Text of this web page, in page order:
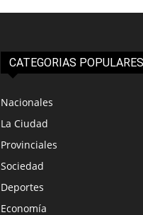
CATEGORIAS POPULARES
Nacionales
La Ciudad
Provinciales
Sociedad
Deportes
Economía